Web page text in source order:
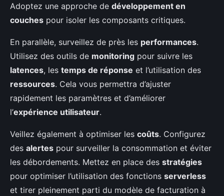
Adoptez une approche de développement en
couches pour isoler les composants critiques.
En parallèle, surveillez de près les performances.
Utilisez des outils de monitoring pour suivre les
latences, les temps de réponse et l’utilisation des
ressources. Cela vous permettra d’ajuster
rapidement les paramètres et d’améliorer
l’expérience utilisateur.
Veillez également à optimiser les coûts. Configurez
des alertes pour surveiller la consommation et éviter
les débordements. Mettez en place des stratégies
pour optimiser l’utilisation des fonctions serverless
et tirer pleinement parti du modèle de facturation à